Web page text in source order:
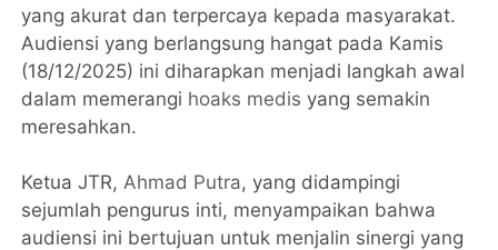
yang akurat dan terpercaya kepada masyarakat.
Audiensi yang berlangsung hangat pada Kamis
(18/12/2025) ini diharapkan menjadi langkah awal
dalam memerangi hoaks medis yang semakin
meresahkan.
Ketua JTR, Ahmad Putra, yang didampingi
sejumlah pengurus inti, menyampaikan bahwa
audiensi ini bertujuan untuk menjalin sinergi yang